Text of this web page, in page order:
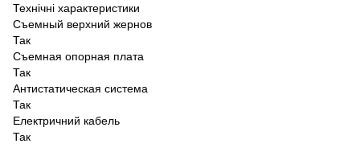
Технічні характеристики
Съемный верхний жернов
Так
Съемная опорная плата
Так
Антистатическая система
Так
Електричний кабель
Так